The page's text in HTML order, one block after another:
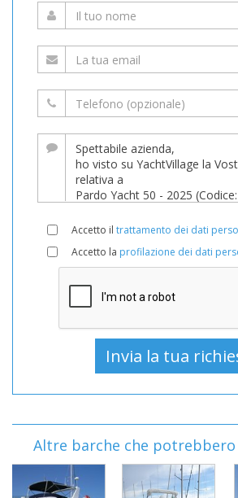
Accetto il trattamento dei dati
Accetto la profilazione dei dati
Altre barche che